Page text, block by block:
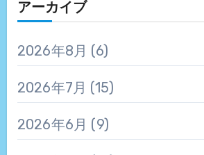
アーカイブ
2026年8月 (6)
2026年7月 (15)
2026年6月 (9)